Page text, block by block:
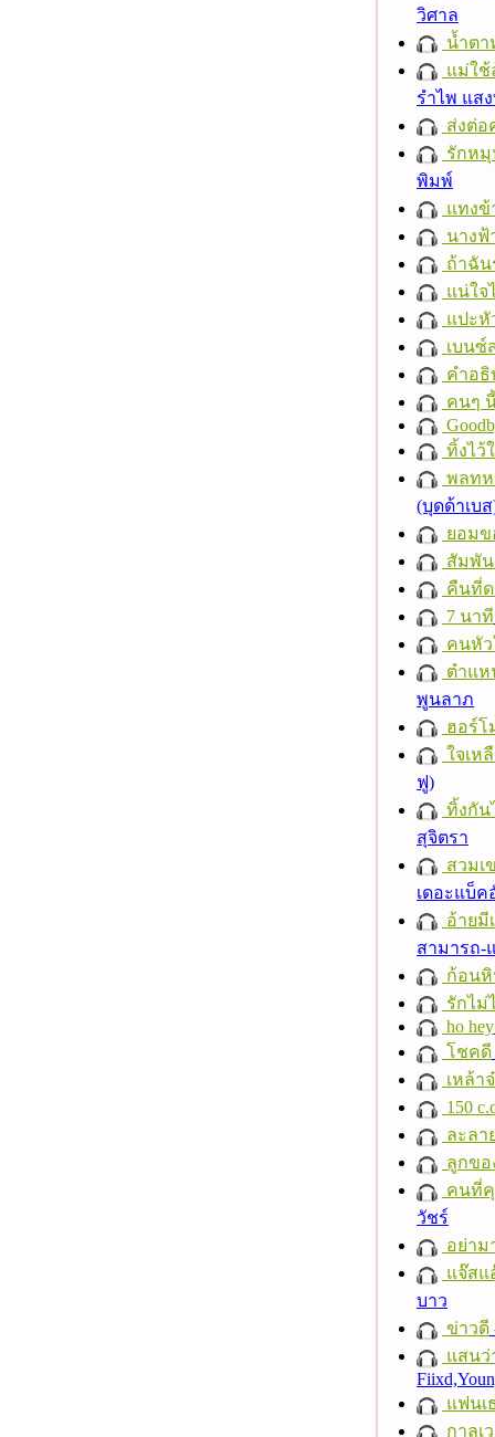
วิศาล
น้ำต
แม่ใช้
รำไพ แส
ส่งต่อ
รักห
พิมพ์
แทงข้
นางฟ้
ถ้าฉัน
แน่ใจ
แปะหั
เบนซ์
คำอธิ
คนๆ
ทิ้งไว้
พลท
(บุดด้าเบ
ยอมข
สัมพั
คืนที่ด
7 นาที
คนหัว
ตำแห
พูนลาภ
ฮอร์โ
ใจเห
ฟู)
ทิ้งกัน
สุจิตรา
สวมเ
เดอะแบ็ค
อ้ายมี
สามารถ-
ก้อน
รักไม่
ho hey
โชคดี
เหล้า
150
ละลา
ลูกขอ
คนที่
วัชร์
อย่าม
แจ๊สแ
บาว
ข่าวดี
แสนว่
แฟนเ
กาลเ